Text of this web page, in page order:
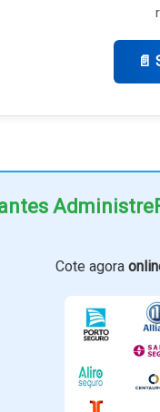
📄
Cote agora